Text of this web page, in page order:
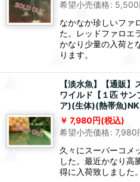
希望小売価格: 5,500
なかなか珍しいファ
た。レッドファロエ
かなり少量の入荷と
ります。
【淡水魚】【通販
ワイルド【１匹 サ
ア)(生体)(熱帯魚
7,980円(税込)
希望小売価格: 7,980
久々にスーパーコメ
した。最近かなり高
得に入荷致しました。